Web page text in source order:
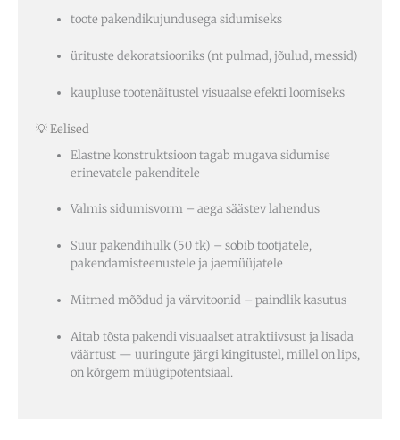
toote pakendikujundusega sidumiseks
ürituste dekoratsiooniks (nt pulmad, jõulud, messid)
kaupluse tootenäitustel visuaalse efekti loomiseks
💡 Eelised
Elastne konstruktsioon tagab mugava sidumise
erinevatele pakenditele
Valmis sidumisvorm – aega säästev lahendus
Suur pakendihulk (50 tk) – sobib tootjatele,
pakendamisteenustele ja jaemüüjatele
Mitmed mõõdud ja värvitoonid – paindlik kasutus
Aitab tõsta pakendi visuaalset atraktiivsust ja lisada
väärtust — uuringute järgi kingitustel, millel on lips,
on kõrgem müügipotentsiaal.